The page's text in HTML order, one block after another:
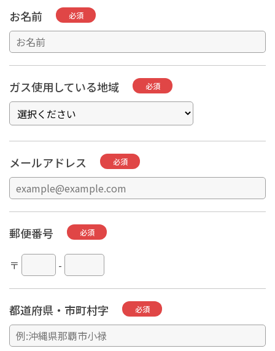
お名前 必須
ガス使用している地域 必須
メールアドレス 必須
郵便番号 必須
〒 -
都道府県・市町村字 必須